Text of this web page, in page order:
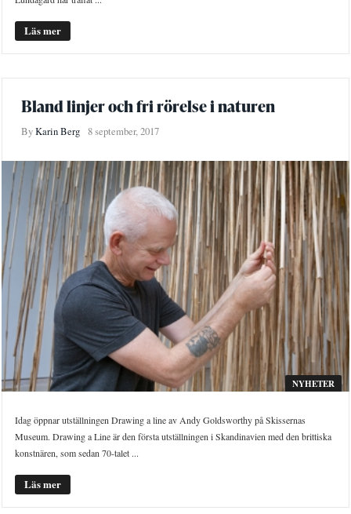
Läs mer
Bland linjer och fri rörelse i naturen
ByKarin Berg 8 september, 2017
NYHETER
Idag öppnar utställningen Drawing a line av Andy Goldsworthy på Skissernas
Museum. Drawing a Line är den första utställningen i Skandinavien med den brittiska
konstnären, som sedan 70-talet ...
Läs mer